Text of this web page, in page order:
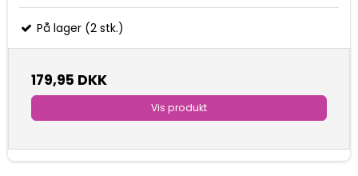
På lager (2 stk.)
179,95 DKK
Vis produkt